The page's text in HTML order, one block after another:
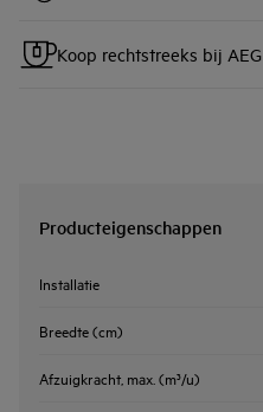
Koop rechtstreeks bij AEG
Producteigenschappen
Installatie
Breedte (cm)
Afzuigkracht, max. (m³/u)